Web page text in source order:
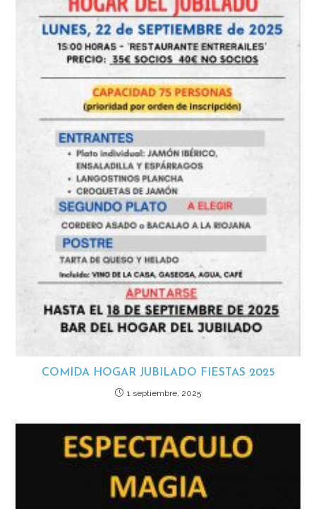
COMIDA HOGAR JUBILADO FIESTAS 2025
1 septiembre, 2025